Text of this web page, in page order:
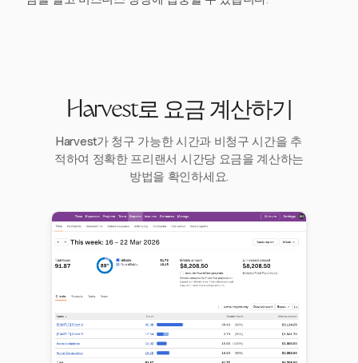
Harvest로 요금 계산하기
Harvest가 청구 가능한 시간과 비청구 시간을 추
적하여 정확한 프리랜서 시간당 요금을 계산하는
방법을 확인하세요.